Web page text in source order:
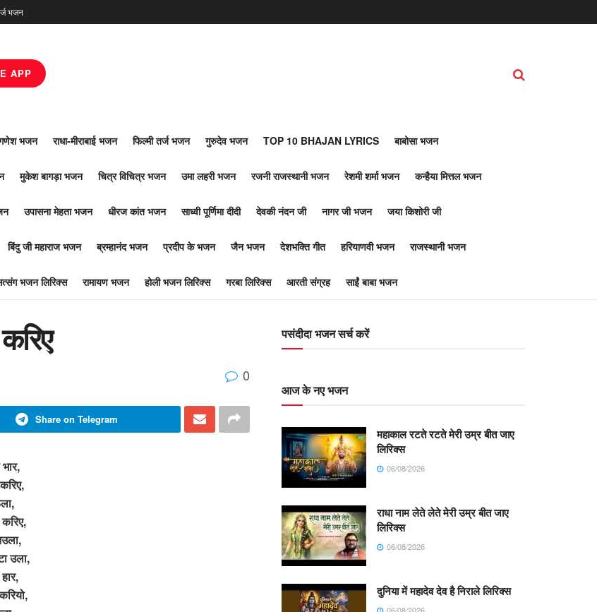
भजन
APP
भजन राधा-मीराबाई भजन फिल्मी तर्ज भजन गुरुदेव भजन TOP 10 BHAJAN LYRICS बाबोसा भजन
मुकेश बागड़ा भजन चित्र विचित्र भजन उमा लहरी भजन रजनी राजस्थानी भजन रेशमी शर्मा भजन कन्हैया मित्तल भजन
उपासना मेहता भजन धीरज कांत भजन साध्वी पूर्णिमा दीदी देवकी नंदन जी नागर जी भजन जया किशोरी जी
बिंदु जी महाराज भजन ब्रम्हानंद भजन प्रदीप के भजन जैन भजन देशभक्ति गीत हरियाणवी भजन राजस्थानी भजन
भजन लिरिक्स रामायण भजन होली भजन लिरिक्स गरबा लिरिक्स आरती संग्रह साईं बाबा भजन
0
Share on Telegram
उला,
पसंदीदा भजन सर्च करें
आज के नए भजन
महाकाल रटते रटते मेरी उम्र बीत जाए
लिरिक्स
06/08/2026
राधा नाम लेते लेते मेरी उम्र बीत जाए
लिरिक्स
06/08/2026
दुनिया में महादेव देव है निराले लिरिक्स
06/08/2026